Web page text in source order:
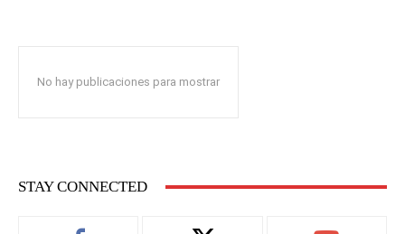
No hay publicaciones para mostrar
STAY CONNECTED